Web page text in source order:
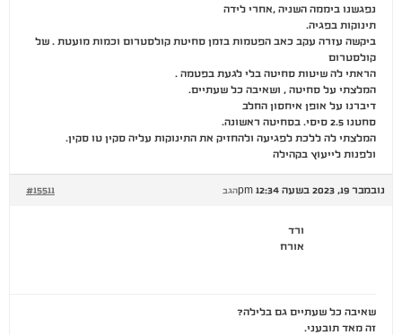
נפגשנו ביממה השניה ,אחרי לידה
תינוקות בפגיה.
ביקשה עזרה עקב כאב הפטמות בזמן סחיטת קולסטרום וכמות מועטת . של
קולסטרום
הראתי לה שיטות סחיטה בלי לגעת בפטמה .
המלצתי על סחיטה , ושאיבה כל שעתיים.
דיברנו על אופן איחסון החלב
סחטנו 2.5 סיסי. בסחיטה ראשונה.
המלצתי לה ללכת לפגיעה ולהחזיק את התינוקות עליה סקין טו סקין.
ולפנות לייעוץ בקהילה
נובמבר 19, 2023 בשעה 12:34 pm #15511 הגב
ורד
אורח
שאיבה כל שעתיים גם בלילה?
זה מאד תובעני.